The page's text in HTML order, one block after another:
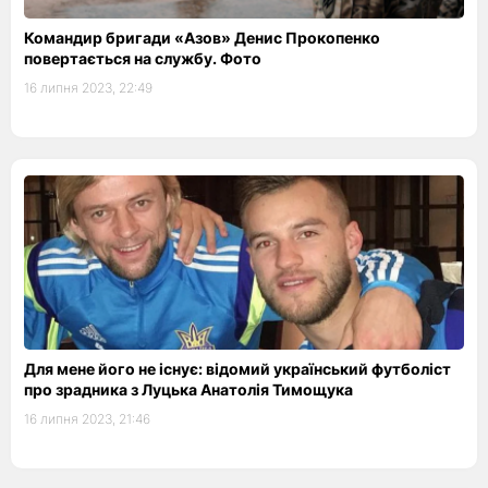
Командир бригади «Азов» Денис Прокопенко
повертається на службу. Фото
16 липня 2023, 22:49
Для мене його не існує: відомий український футболіст
про зрадника з Луцька Анатолія Тимощука
16 липня 2023, 21:46